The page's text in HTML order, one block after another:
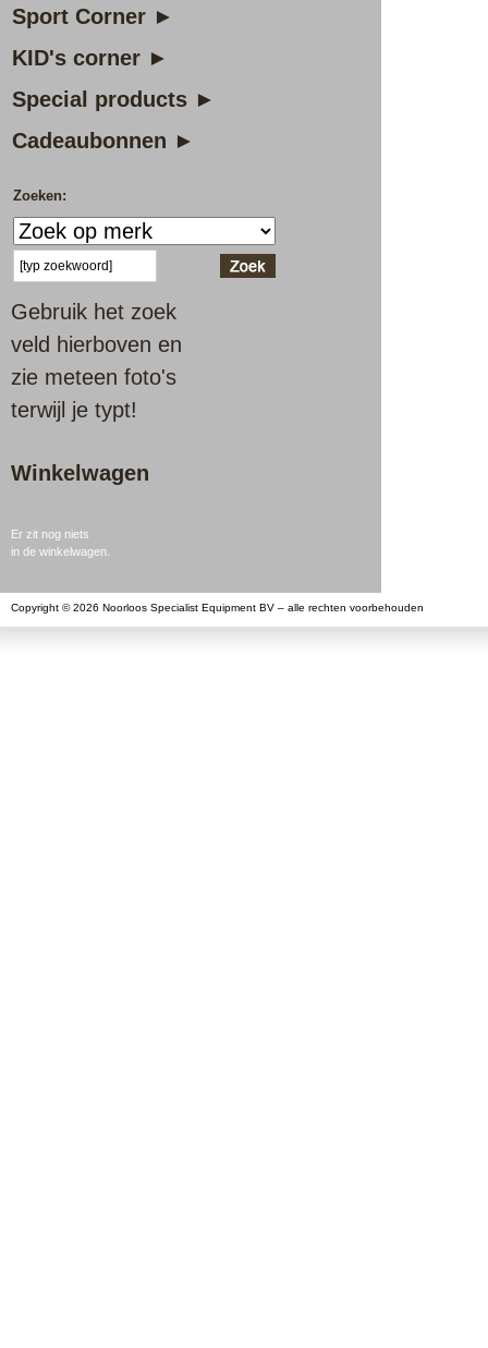
Sport Corner ►
KID's corner ►
Special products ►
Cadeaubonnen ►
Zoeken:
Gebruik het zoek
veld hierboven en
zie meteen foto's
terwijl je typt!
Winkelwagen
Er zit nog niets
in de winkelwagen.
Copyright © 2026 Noorloos Specialist Equipment BV – alle rechten voorbehouden